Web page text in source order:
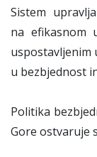
Sistem
na efikasnom
uspostavljenim
u bezbjednost
Politika
Gore ostvaruje